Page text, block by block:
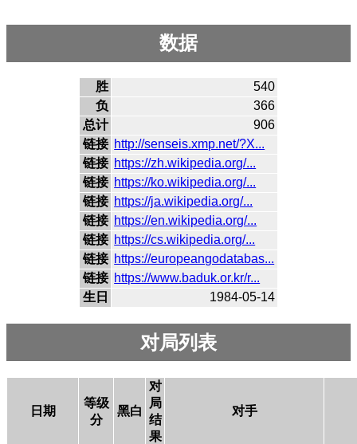
数据
胜
540
负
366
总计
906
链接 http://senseis.xmp.net/?X...
链接 https://zh.wikipedia.org/...
链接 https://ko.wikipedia.org/...
链接 https://ja.wikipedia.org/...
链接 https://en.wikipedia.org/...
链接 https://cs.wikipedia.org/...
链接 https://europeangodatabas...
链接 https://www.baduk.or.kr/r...
生日
1984-05-14
对局列表
日期
等级
分
黑白
对
局
结
果
对手